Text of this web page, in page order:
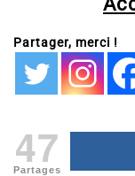
Partager, merci !
47
Partages